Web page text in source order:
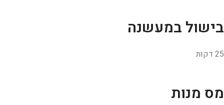
בישול במעשנה
25 דקות
מס מנות